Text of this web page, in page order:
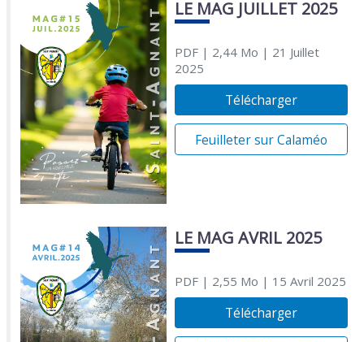
LE MAG JUILLET 2025
PDF| 2,44 Mo | 21 Juillet
2025
Télécharger
Feuilleter sur Calaméo
LE MAG AVRIL 2025
PDF| 2,55 Mo | 15 Avril 2025
Télécharger